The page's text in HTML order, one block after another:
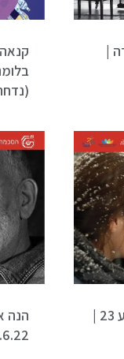
|
לילות קיץ + שבוע 23 |
הנה